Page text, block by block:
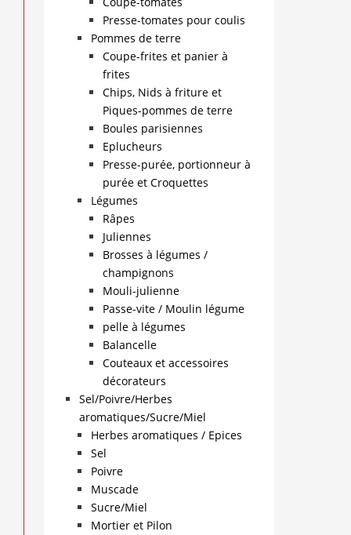
Presse-tomates pour coulis
Pommes de terre
Coupe-frites et panier à
frites
Chips, Nids à friture et
Piques-pommes de terre
Boules parisiennes
Eplucheurs
Presse-purée, portionneur à
purée et Croquettes
Légumes
Râpes
Juliennes
Brosses à légumes /
champignons
Mouli-julienne
Passe-vite / Moulin légume
pelle à légumes
Balancelle
Couteaux et accessoires
décorateurs
Sel/Poivre/Herbes
aromatiques/Sucre/Miel
Herbes aromatiques / Epices
Sel
Poivre
Muscade
Sucre/Miel
Mortier et Pilon